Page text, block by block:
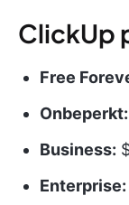
ClickUp
Free
Onbeperkt:
Business:
Enterprise: